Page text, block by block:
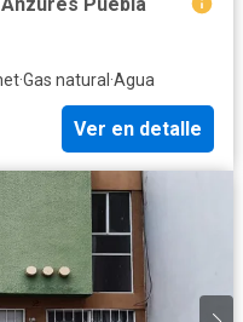
·Gas natural ·Agua
Ver en detalle